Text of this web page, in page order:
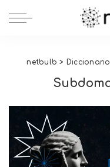
netbulb >